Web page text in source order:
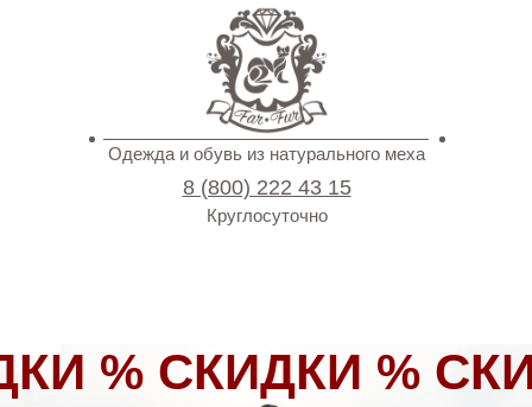
Одежда и обувь из натурального меха
8 (800) 222 43 15
Круглосуточно
% СКИДКИ %